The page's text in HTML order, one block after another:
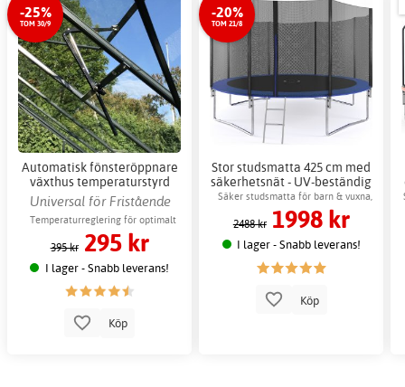
-25%
TOM 30/9
Automatisk fönsteröppnare
växthus temperaturstyrd
ventilation
Universal för Fristående
växthus
Temperaturreglering för optimalt
växtklimat
395 kr 295 kr
I lager - Snabb leverans!
Köp
-20%
TOM 21/8
Stor studsmatta 425 cm med
säkerhetsnät - UV-beständig
Säker studsmatta för barn & vuxna,
maxvikt 150 kg
2488 kr 1998 kr
I lager - Snabb leverans!
Köp